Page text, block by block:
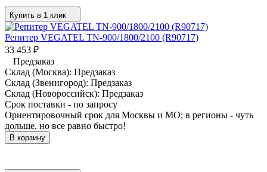
Купить в 1 клик
Репитер VEGATEL TN-900/1800/2100 (R90717)
33 453 ₽
Предзаказ
Склад (Москва): Предзаказ
Склад (Звенигород): Предзаказ
Склад (Новороссийск): Предзаказ
Срок поставки - по запросу
Ориентировочный срок для Москвы и МО; в регионы - чуть
дольше, но все равно быстро!
В корзину